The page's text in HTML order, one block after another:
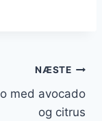
NÆSTE
med avocado
og citrus